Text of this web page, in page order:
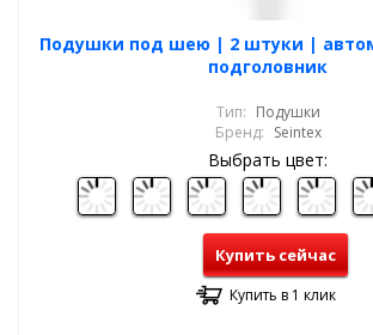
Подушки под шею | 2 штуки |
подголовник
Тип: Подушки
Бренд: Seintex
Выбрать цвет:
Купить сейчас
Купить в 1 клик